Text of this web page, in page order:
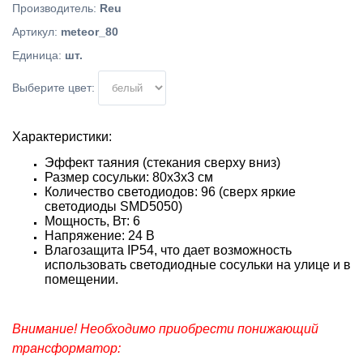
Производитель: Reu
Артикул: meteor_80
Единица: шт.
Выберите цвет:
Характеристики:
Эффект таяния (стекания сверху вниз)
Размер сосульки: 80х3х3 см
Количество светодиодов: 96 (сверх яркие
светодиоды SMD5050)
Мощность, Вт: 6
Напряжение: 24 В
Влагозащита IP54, что дает возможность
использовать светодиодные сосульки на улице и в
помещении.
Внимание! Необходимо приобрести понижающий
трансформатор: